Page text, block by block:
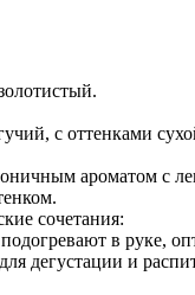
с оттенками
ароматом с
сочетания:
в руке,
дегустации и